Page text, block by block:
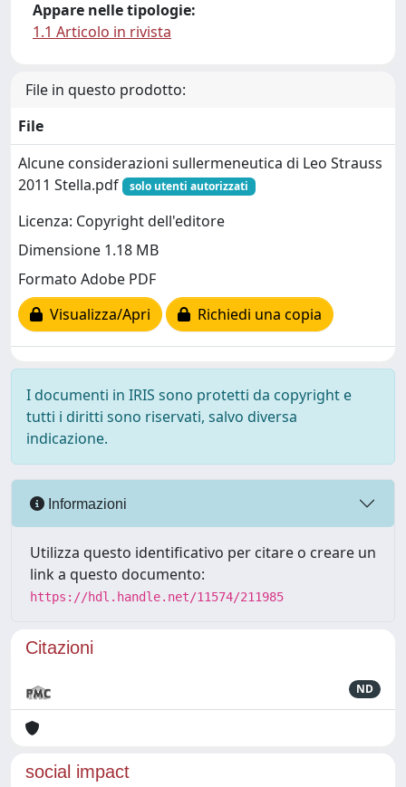
Appare nelle tipologie:
1.1 Articolo in rivista
File in questo prodotto:
File
Alcune considerazioni sullermeneutica di Leo Strauss
2011 Stella.pdf
solo utenti autorizzati
Licenza: Copyright dell'editore
Dimensione 1.18 MB
Formato Adobe PDF
Visualizza/Apri
Richiedi una copia
I documenti in IRIS sono protetti da copyright e
tutti i diritti sono riservati, salvo diversa
indicazione.
Informazioni
Utilizza questo identificativo per citare o creare un
link a questo documento:
https://hdl.handle.net/11574/211985
Citazioni
ND
social impact